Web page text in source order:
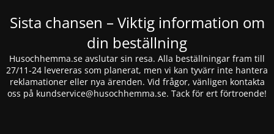
Sista chansen – Viktig information om
din beställning
Husochhemma.se avslutar sin resa. Alla beställningar fram till
27/11-24 levereras som planerat, men vi kan tyvärr inte hantera
reklamationer eller nya ärenden. Vid frågor, vänligen kontakta
oss på kundservice@husochhemma.se. Tack för ert förtroende!